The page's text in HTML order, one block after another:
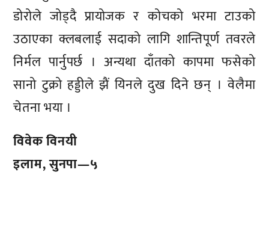
डोरोले जोड्दै प्रायोजक र कोचको भरमा टाउको
उठाएका क्लबलाई सदाको लागि शान्तिपूर्ण तवरले
निर्मल पार्नुपर्छ । अन्यथा दाँतको कापमा फसेको
सानो टुक्रो हड्डीले झैं यिनले दुख दिने छन् । वेलैमा
चेतना भया ।
विवेक विनयी
इलाम, सुनपा—५